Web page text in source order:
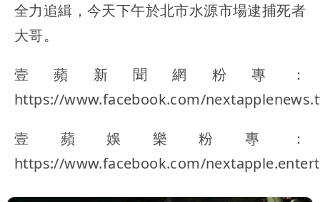
全力追緝，今天下午於北市水源市場逮捕死者
大哥。
壹蘋新聞網粉專：
https://www.facebook.com/
壹蘋娛樂粉專：
https://www.facebook.com/